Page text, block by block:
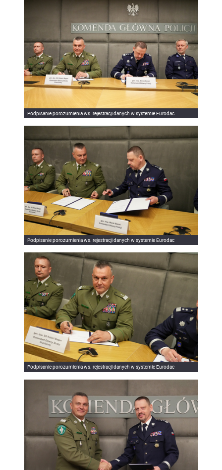
Podpisanie porozumienia ws. rejestracji danych w systemie Eurodac
Podpisanie porozumienia ws. rejestracji danych w systemie Eurodac
Podpisanie porozumienia ws. rejestracji danych w systemie Eurodac